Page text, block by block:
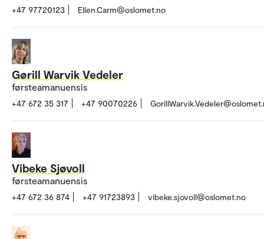
+47 97720123 Ellen.Carm@oslomet.no
Gørill Warvik Vedeler
førsteamanuensis
+47 672 35 317 +47 90070226
Vibeke Sjøvoll
førsteamanuensis
+47 672 36 874 +47 91723893 vibeke.sjovoll@oslomet.no